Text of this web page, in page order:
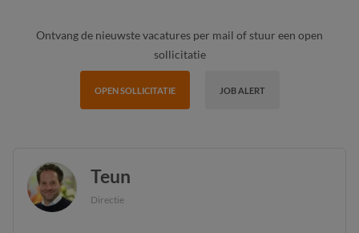
Ontvang de nieuwste vacatures per mail of stuur een open
sollicitatie
OPEN SOLLICITATIE JOB ALERT
Teun
Directie